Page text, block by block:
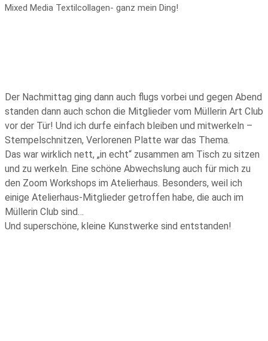
Mixed Media Textilcollagen- ganz mein Ding!
Der Nachmittag ging dann auch flugs vorbei und gegen Abend
standen dann auch schon die Mitglieder vom Müllerin Art Club
vor der Tür! Und ich durfe einfach bleiben und mitwerkeln –
Stempelschnitzen, Verlorenen Platte war das Thema.
Das war wirklich nett, „in echt“ zusammen am Tisch zu sitzen
und zu werkeln. Eine schöne Abwechslung auch für mich zu
den Zoom Workshops im Atelierhaus. Besonders, weil ich
einige Atelierhaus-Mitglieder getroffen habe, die auch im
Müllerin Club sind…
Und superschöne, kleine Kunstwerke sind entstanden!